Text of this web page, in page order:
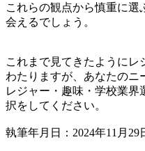
これらの観点から慎重に選
会えるでしょう。
これまで見てきたようにレ
わたりますが、あなたのニ
レジャー・趣味・学校業界
択をしてください。
執筆年月日：2024年11月29